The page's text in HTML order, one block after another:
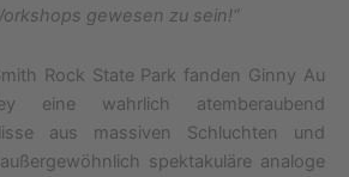
gewesen zu sein!“
Rock State Park fanden Ginny Au
eine wahrlich atemberaubend
aus massiven Schluchten und
spektakuläre analoge